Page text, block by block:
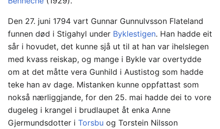
Den 27. juni 1794 vart Gunnar Gunnulvsson Flateland
funnen død i Stigahyl under Byklestigen. Han hadde eit
sår i hovudet, det kunne sjå ut til at han var ihelslegen
med kvass reiskap, og mange i Bykle var overtydde
om at det måtte vera Gunhild i Austistog som hadde
teke han av dage. Mistanken kunne oppfattast som
nokså nærliggjande, for den 25. mai hadde dei to vore
dugeleg i krangel i brudlaupet åt enka Anne
Gjermundsdotter i Torsbu og Torstein Nilsson